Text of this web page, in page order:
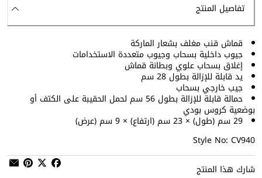
تفاصيل المنتج
قماش قنب مغلف بشعار الماركة
جيوب داخلية بسحاب وجيوب متعددة الاستخدامات
إغلاق بسحاب علوي وبطانة قماش
يد قابلة للإزالة بطول 28 سم
جيب خارجي بسحاب
حمالة قابلة للإزالة بطول 56 سم لحمل الحقيبة على الكتف أو
بوضعية كروس بودي
29 سم (طول) × 23 سم (ارتفاع) × 9 سم (عرض)
Style No: CV940
شارك هذا المنتج